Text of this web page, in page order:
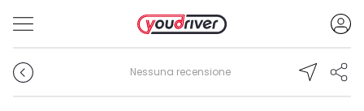
Nessuna recensione